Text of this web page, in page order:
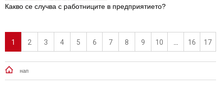
Какво се случва с работниците в предприятието?
1 2 3 4 5 6 7 8 9 10 16 17
нап